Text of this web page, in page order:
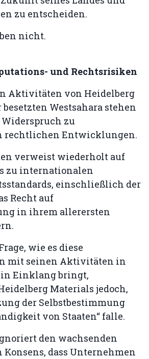
zu entscheiden.
nicht.
und Rechtsrisiken
Aktivitäten von Heidelberg
Westsahara stehen
zu
rechtlichen Entwicklungen.
verweist wiederholt auf
zu internationalen
einschließlich der
Recht auf
in ihrem allerersten
wie es diese
mit seinen Aktivitäten in
in Einklang bringt,
Materials jedoch,
der Selbstbestimmung
von Staaten“ falle.
den wachsenden
dass Unternehmen